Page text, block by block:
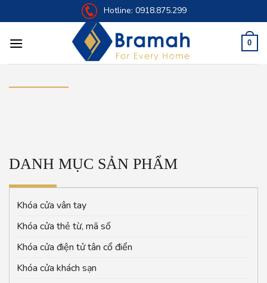
to
Hotline: 0918.875.299
0
DANH MỤC SẢN PHẨM
Khóa cửa vân tay
Khóa cửa thẻ từ, mã số
Khóa cửa điện tử tân cổ điển
Khóa cửa khách sạn